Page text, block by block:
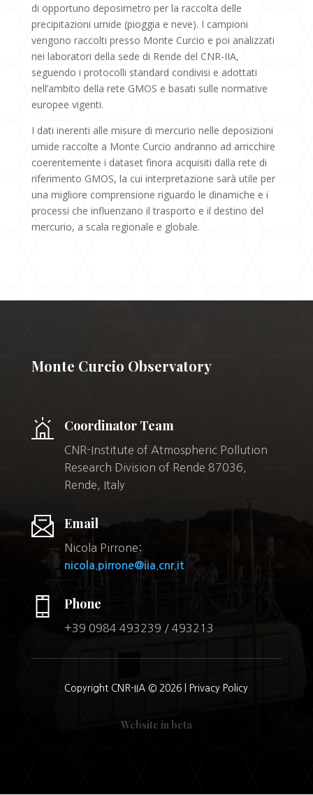
di opportuno deposimetro per la raccolta delle
precipitazioni umide (pioggia e neve). I campioni
vengono raccolti presso Monte Curcio e poi analizzati
nei laboratori della sede di Rende del CNR-IIA,
seguendo i protocolli standard condivisi e adottati
nell’ambito della rete GMOS e basati sulle normative
europee vigenti.
I dati inerenti alle misure di mercurio nelle deposizioni
umide raccolte a Monte Curcio andranno ad arricchire
coerentemente i dataset finora acquisiti dalla rete di
riferimento GMOS, la cui interpretazione sarà utile per
una migliore comprensione riguardo le dinamiche e i
processi che influenzano il trasporto e il destino del
mercurio, a scala regionale e globale.
Monte Curcio Observatory
Coordinator Team
CNR-Institute of Atmospheric Pollution
Research Division of Rende 87036,
Rende, Italy
Email
Nicola Pirrone:
nicola.pirrone@iia.cnr.it
Phone
+39 0984 493239 / 493213
Copyright CNR-IIA © 2026 | Privacy Policy
Website in beta